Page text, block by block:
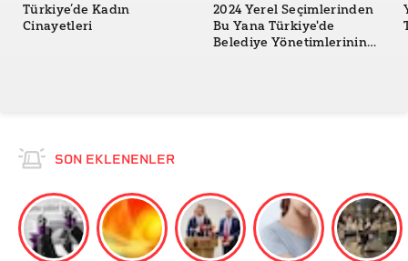
Türkiye’de Kadın
Cinayetleri
2024 Yerel Seçimlerinden
Bu Yana Türkiye'de
Belediye Yönetimlerinin
SON EKLENENLER